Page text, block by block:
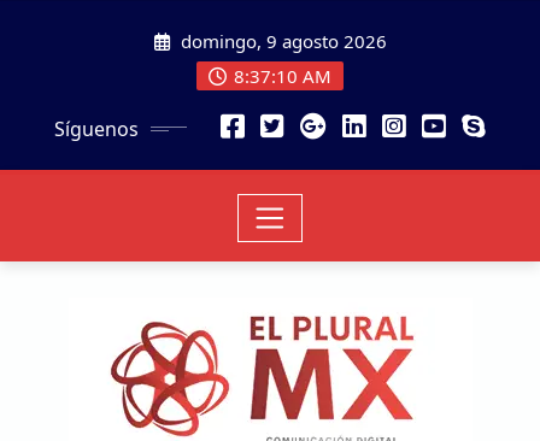
domingo, 9 agosto 2026
8:37:12 AM
Síguenos